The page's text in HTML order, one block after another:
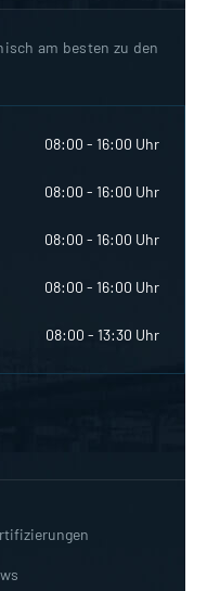
am besten zu den
08:00 - 16:00 Uhr
08:00 - 16:00 Uhr
08:00 - 16:00 Uhr
08:00 - 16:00 Uhr
08:00 - 13:30 Uhr